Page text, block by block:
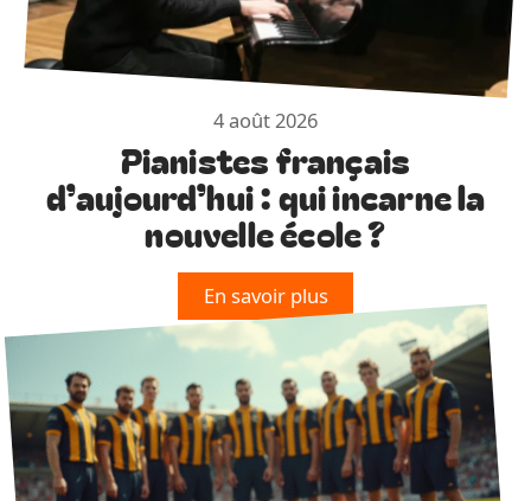
4 août 2026
Pianistes français
d’aujourd’hui : qui incarne la
nouvelle école ?
En savoir plus